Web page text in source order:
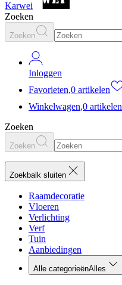
Karwei
Zoeken
Zoeken
Inloggen
Favorieten,0 artikelen
Winkelwagen,0 artikelen
Zoeken
Zoeken
Zoekbalk sluiten
Raamdecoratie
Vloeren
Verlichting
Verf
Tuin
Aanbiedingen
Alle categorieënAlles